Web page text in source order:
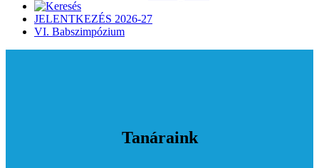
JELENTKEZÉS 2026-27
VI. Babszimpózium
Tanáraink